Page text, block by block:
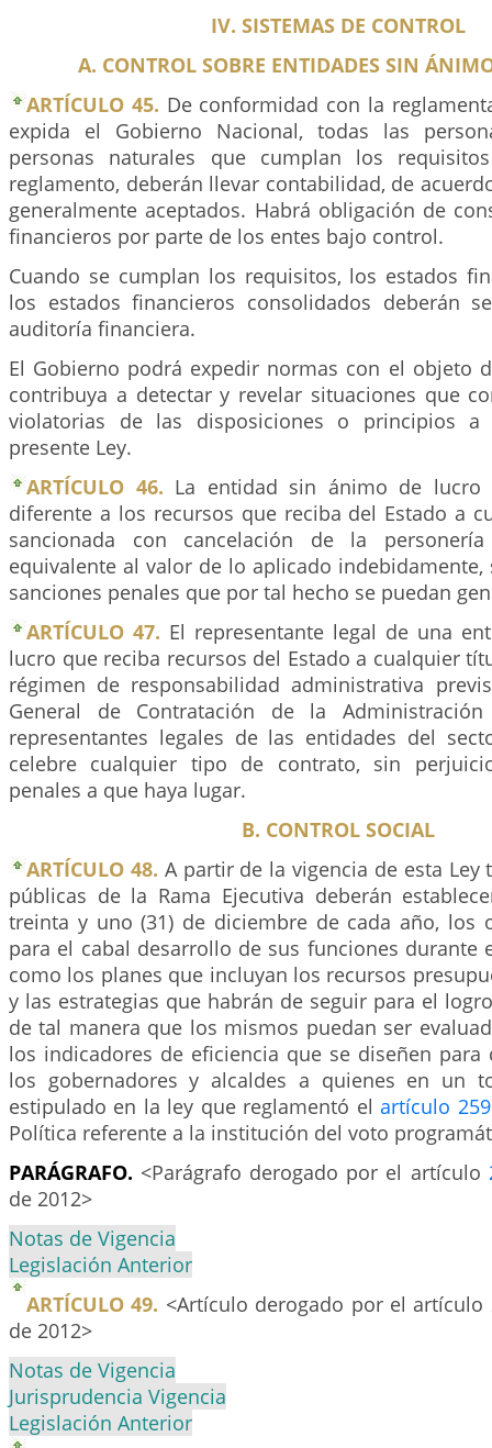
IV. SISTEMAS DE CONTROL
A. CONTROL SOBRE ENTIDADES SIN
ARTÍCULO 45. De conformidad con la
expida el Gobierno Nacional, todas las
personas naturales que cumplan los
reglamento, deberán llevar contabilidad, de
generalmente aceptados. Habrá obligación de
financieros por parte de los entes bajo control.
Cuando se cumplan los requisitos, los estados
los estados financieros consolidados deberán
auditoría financiera.
El Gobierno podrá expedir normas con el objeto
contribuya a detectar y revelar situaciones que
violatorias de las disposiciones o principios
presente Ley.
ARTÍCULO 46. La entidad sin ánimo de lucro
diferente a los recursos que reciba del Estado a
sancionada con cancelación de la
equivalente al valor de lo aplicado
sanciones penales que por tal hecho se puedan
ARTÍCULO 47. El representante legal de una
lucro que reciba recursos del Estado a cualquier
régimen de responsabilidad administrativa
General de Contratación de la
representantes legales de las entidades del
celebre cualquier tipo de contrato, sin
penales a que haya lugar.
B. CONTROL SOCIAL
ARTÍCULO 48. A partir de la vigencia de esta Ley
públicas de la Rama Ejecutiva deberán
treinta y uno (31) de diciembre de cada año, los
para el cabal desarrollo de sus funciones durante
como los planes que incluyan los recursos
y las estrategias que habrán de seguir para el
de tal manera que los mismos puedan ser
los indicadores de eficiencia que se diseñen para
los gobernadores y alcaldes a quienes en un
estipulado en la ley que reglamentó elartículo 259
Política referente a la institución del voto
PARÁGRAFO. <Parágrafo derogado por el artículo
de 2012>
Notas de Vigencia
Legislación Anterior
ARTÍCULO 49. <Artículo derogado por el artículo
de 2012>
Notas de Vigencia
Jurisprudencia Vigencia
Legislación Anterior